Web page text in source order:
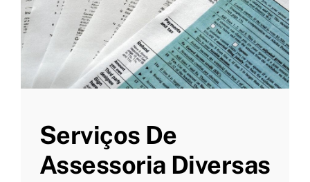
Serviços De
Assessoria Diversas